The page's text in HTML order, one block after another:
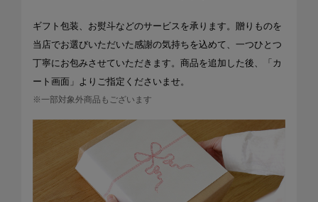
ギフト包装、お熨斗などのサービスを承ります。贈りものを
当店でお選びいただいた感謝の気持ちを込めて、一つひとつ
丁寧にお包みさせていただきます。商品を追加した後、「カ
ート画面」よりご指定くださいませ。
※一部対象外商品もございます